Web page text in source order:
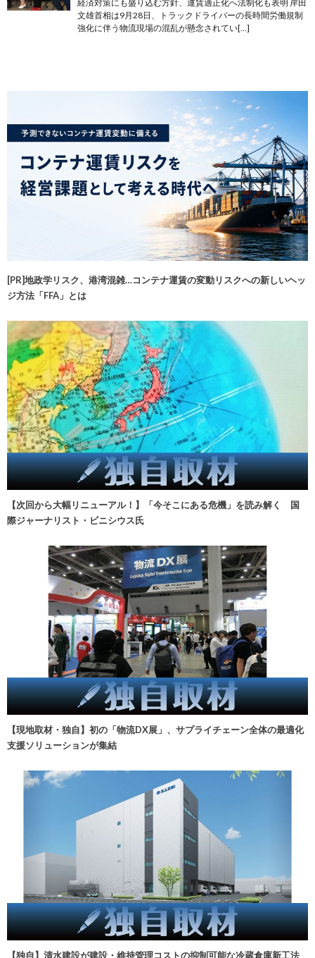
経済対策にも盛り込む方針、運賃適正化へ法制化も表明 岸田
文雄首相は9月28日、トラックドライバーの長時間労働規制
強化に伴う物流現場の混乱が懸念されてい[…]
[PR]地政学リスク、港湾混雑…コンテナ運賃の変動リスクへの新しいヘッ
ジ方法「FFA」とは
【次回から大幅リニューアル！】「今そこにある危機」を読み解く 国
際ジャーナリスト・ビニシウス氏
【現地取材・独自】初の「物流DX展」、サプライチェーン全体の最適化
支援ソリューションが集結
【独自】清水建設が建設・維持管理コストの抑制可能な冷蔵倉庫新工法